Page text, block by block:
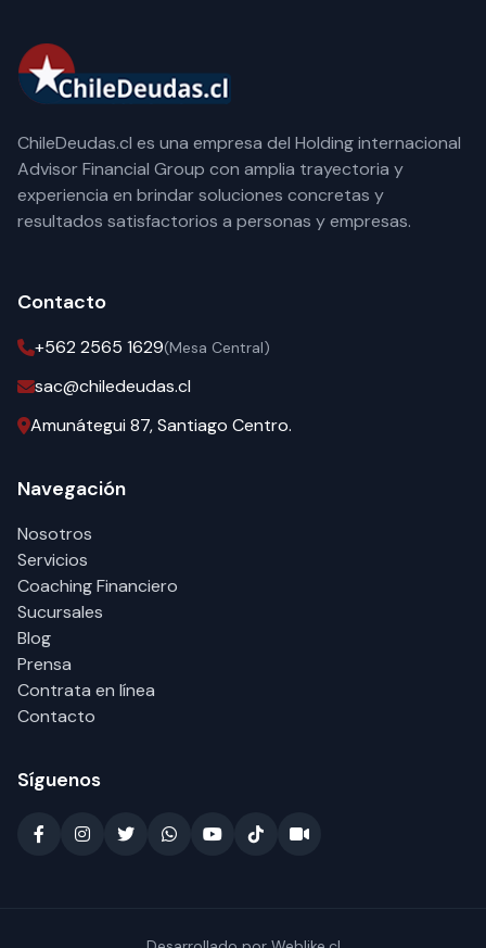
ChileDeudas.cl es una empresa del Holding internacional
Advisor Financial Group con amplia trayectoria y
experiencia en brindar soluciones concretas y
resultados satisfactorios a personas y empresas.
Contacto
+562 2565 1629(Mesa Central)
sac@chiledeudas.cl
Amunátegui 87, Santiago Centro.
Navegación
Nosotros
Servicios
Coaching Financiero
Sucursales
Blog
Prensa
Contrata en línea
Contacto
Síguenos